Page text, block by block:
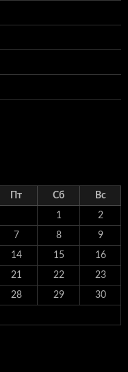
Пт Сб Вс
1 2
7 8 9
14 15 16
21 22 23
28 29 30